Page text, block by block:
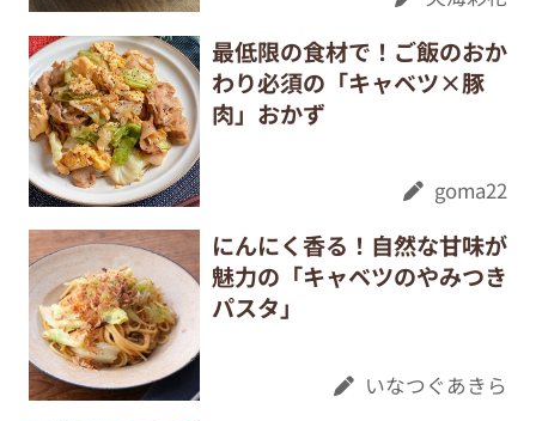
最低限の食材で！ご飯のおか
わり必須の「キャベツ×豚
肉」おかず
goma22
にんにく香る！自然な甘味が
魅力の「キャベツのやみつき
パスタ」
いなつぐあきら